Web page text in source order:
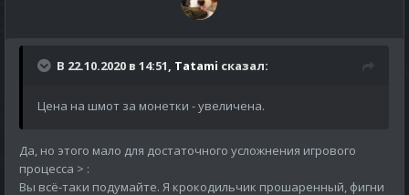
В 22.10.2020 в 14:51, Tatami сказал:
Цена на шмот за монетки - увеличена.
Да, но этого мало для достаточного усложнения игрового
процесса > :
Вы всё-таки подумайте. Я крокодильчик прошаренный, фигни